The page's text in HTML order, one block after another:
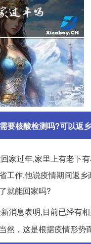
要核酸检测吗?可以返
家过年,家里上有老下
工作,他说疫情期间返
就能回家吗?
消息表明,目前已经有
然，这是根据疫情形势